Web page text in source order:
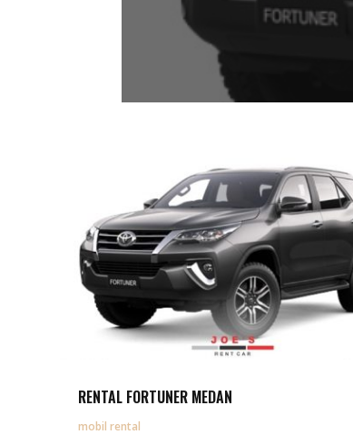
RENTAL FORTUNER MEDAN
mobil rental